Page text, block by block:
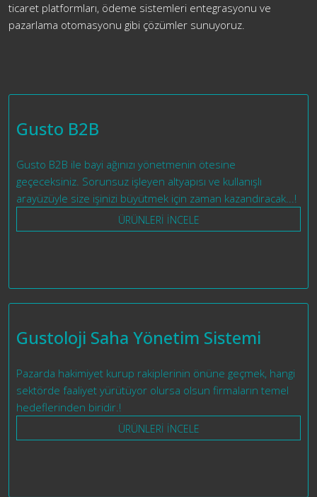
ticaret platformları, ödeme sistemleri entegrasyonu ve
pazarlama otomasyonu gibi çözümler sunuyoruz.
Gusto B2B
Gusto B2B ile bayi ağınızı yönetmenin ötesine
geçeceksiniz. Sorunsuz işleyen altyapısı ve kullanışlı
arayüzüyle size işinizi büyütmek için zaman kazandıracak...!
ÜRÜNLERİ İNCELE
Gustoloji Saha Yönetim Sistemi
Pazarda hakimiyet kurup rakiplerinin önüne geçmek, hangi
sektörde faaliyet yürütüyor olursa olsun firmaların temel
hedeflerinden biridir.!
ÜRÜNLERİ İNCELE